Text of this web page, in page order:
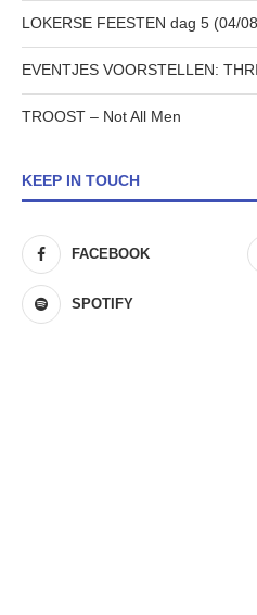
LOKERSE FEESTEN dag 5 (04/
EVENTJES VOORSTELLEN:
TROOST – Not All Men
KEEP IN TOUCH
FACEBOOK
SPOTIFY